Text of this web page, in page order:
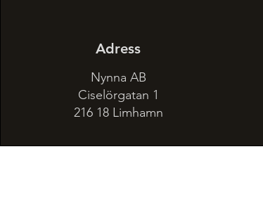
Adress
Nynna AB
Ciselörgatan 1
216 18 Limhamn